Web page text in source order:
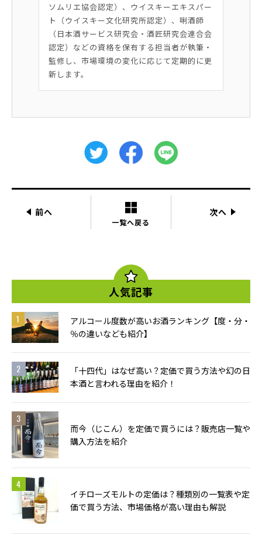
ソムリエ協会認定）、ウイスキーエキスパー
ト（ウイスキー文化研究所認定）、唎酒師
（日本酒サービス研究会・酒匠研究会連合会
認定）などの資格を保有する担当者が執筆・
監修し、市場環境の変化に応じて定期的に更
新します。
前へ
一覧へ戻る
次へ
人気記事
アルコール度数が高いお酒ランキング【度・分・
％の違いなども紹介】
「十四代」はなぜ高い？定価で買う方法や幻の日
本酒と言われる理由を紹介！
而今（じこん）を定価で買うには？販売店一覧や
購入方法を紹介
イチローズモルトの定価は？種類別の一覧表や定
価で買う方法、市場価格が高い理由も解説